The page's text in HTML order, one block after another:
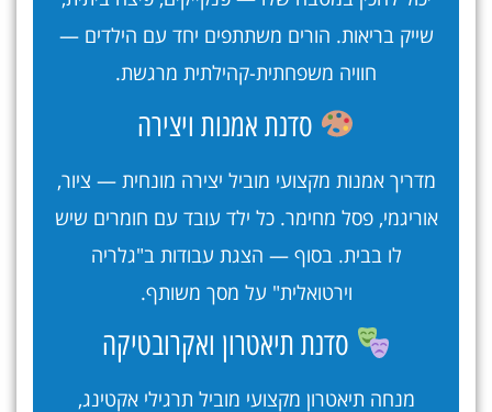
שייק בריאות. הורים משתתפים יחד עם הילדים —
חוויה משפחתית-קהילתית מרגשת.
סדנת אמנות ויצירה
מדריך אמנות מקצועי מוביל יצירה מונחית — ציור,
אוריגמי, פסל מחימר. כל ילד עובד עם חומרים שיש
לו בבית. בסוף — הצגת עבודות ב"גלריה
וירטואלית" על מסך משותף.
סדנת תיאטרון ואקרובטיקה
מנחה תיאטרון מקצועי מוביל תרגילי אקטינג,